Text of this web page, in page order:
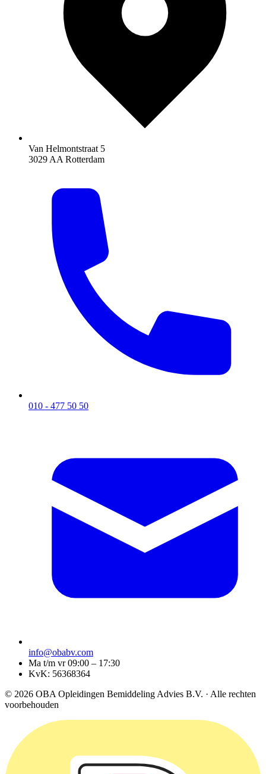
Van Helmontstraat 5
3029 AA Rotterdam
010 - 477 50 50
info@obabv.com
Ma t/m vr 09:00 – 17:30
KvK: 56368364
© 2026 OBA Opleidingen Bemiddeling Advies B.V. · Alle rechten
voorbehouden